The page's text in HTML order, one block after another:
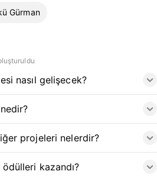
Gürman
nasıl gelişecek?
projeleri nelerdir?
kazandı?